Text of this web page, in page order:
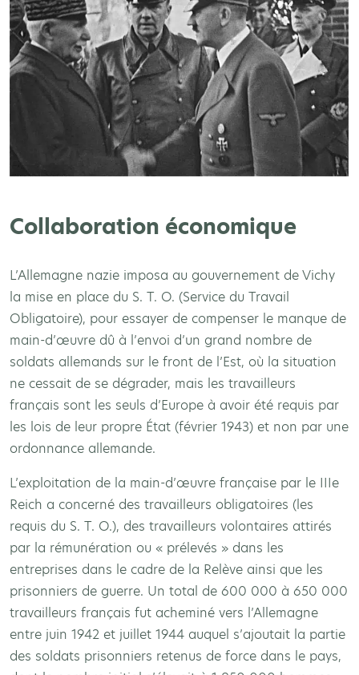
Collaboration économique
L’Allemagne nazie imposa au gouvernement de Vichy
la mise en place du S. T. O. (Service du Travail
Obligatoire), pour essayer de compenser le manque de
main-d’œuvre dû à l’envoi d’un grand nombre de
soldats allemands sur le front de l’Est, où la situation
ne cessait de se dégrader, mais les travailleurs
français sont les seuls d’Europe à avoir été requis par
les lois de leur propre État (février 1943) et non par une
ordonnance allemande.
L’exploitation de la main-d’œuvre française par le IIIe
Reich a concerné des travailleurs obligatoires (les
requis du S. T. O.), des travailleurs volontaires attirés
par la rémunération ou « prélevés » dans les
entreprises dans le cadre de la Relève ainsi que les
prisonniers de guerre. Un total de 600 000 à 650 000
travailleurs français fut acheminé vers l’Allemagne
entre juin 1942 et juillet 1944 auquel s’ajoutait la partie
des soldats prisonniers retenus de force dans le pays,